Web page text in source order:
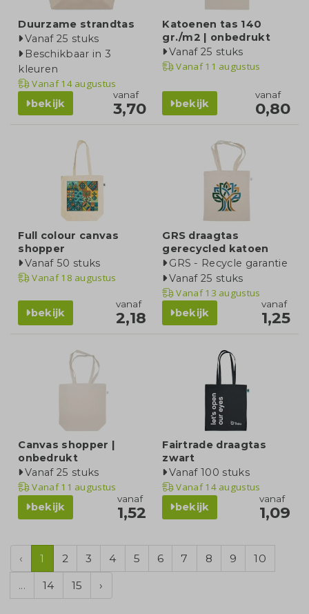
Duurzame strandtas
Vanaf 25 stuks
Beschikbaar in 3
kleuren
Vanaf14 augustus
bekijk
vanaf
3,70
Katoenen tas 140
gr./m2 | onbedrukt
Vanaf 25 stuks
Vanaf11 augustus
bekijk
vanaf
0,80
Full colour canvas
shopper
Vanaf 50 stuks
Vanaf18 augustus
bekijk
vanaf
2,18
GRS draagtas
gerecycled katoen
GRS - Recycle garantie
Vanaf 25 stuks
Vanaf13 augustus
bekijk
vanaf
1,25
Canvas shopper |
onbedrukt
Vanaf 25 stuks
Vanaf11 augustus
bekijk
vanaf
1,52
Fairtrade draagtas
zwart
Vanaf 100 stuks
Vanaf14 augustus
bekijk
vanaf
1,09
‹ 1 2 3 4 5 6 7 8 9 10
... 14 15 ›